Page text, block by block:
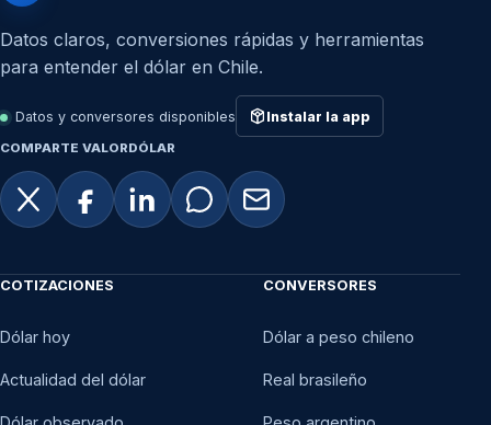
Datos claros, conversiones rápidas y herramientas
para entender el dólar en Chile.
Datos y conversores disponibles Instalar la app
COMPARTE VALORDÓLAR
COTIZACIONES
Dólar hoy
Actualidad del dólar
CONVERSORES
Dólar a peso chileno
Real brasileño